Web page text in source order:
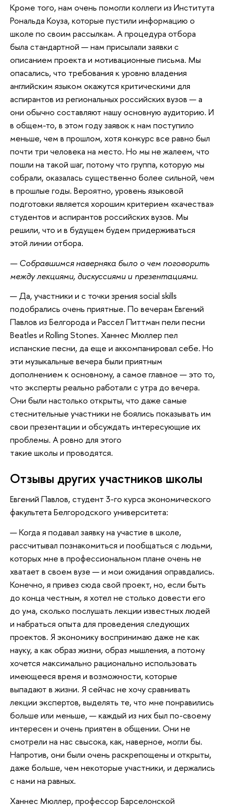
Кроме того, нам очень помогли коллеги из Института
Рональда Коуза, которые пустили информацию о
школе по своим рассылкам. А процедура отбора
была стандартной — нам присылали заявки с
описанием проекта и мотивационные письма. Мы
опасались, что требования к уровню владения
английским языком окажутся критическими для
аспирантов из региональных российских вузов — а
они обычно составляют нашу основную аудиторию. И
в общем-то, в этом году заявок к нам поступило
меньше, чем в прошлом, хотя конкурс все равно был
почти три человека на место. Но мы не жалеем, что
пошли на такой шаг, потому что группа, которую мы
собрали, оказалась существенно более сильной, чем
в прошлые годы. Вероятно, уровень языковой
подготовки является хорошим критерием «качества»
студентов и аспирантов российских вузов. Мы
решили, что и в будущем будем придерживаться
этой линии отбора.
— Собравшимся наверняка было о чем поговорить
между лекциями, дискуссиями и презентациями.
— Да, участники и с точки зрения social skills
подобрались очень приятные. По вечерам Евгений
Павлов из Белгорода и Рассел Питтман пели песни
Beatles и Rolling Stones. Ханнес Мюллер пел
испанские песни, да еще и аккомпанировал себе. Но
эти музыкальные вечера были приятным
дополнением к основному, а самое главное — это то,
что эксперты реально работали с утра до вечера.
Они были настолько открыты, что даже самые
стеснительные участники не боялись показывать им
свои презентации и обсуждать интересующие их
проблемы. А ровно для этого
такие школы и проводятся.
Отзывы других участников школы
Евгений Павлов, студент 3-го курса экономического
факультета Белгородского университета:
— Когда я подавал заявку на участие в школе,
рассчитывал познакомиться и пообщаться с людьми,
которых мне в профессиональном плане очень не
хватает в своем вузе — и мои ожидания оправдались.
Конечно, я привез сюда свой проект, но, если быть
до конца честным, я хотел не столько довести его
до ума, сколько послушать лекции известных людей
и набраться опыта для проведения следующих
проектов. Я экономику воспринимаю даже не как
науку, а как образ жизни, образ мышления, а потому
хочется максимально рационально использовать
имеющееся время и возможности, которые
выпадают в жизни. Я сейчас не хочу сравнивать
лекции экспертов, выделять те, что мне понравились
больше или меньше, — каждый из них был по-своему
интересен и очень приятен в общении. Они не
смотрели на нас свысока, как, наверное, могли бы.
Напротив, они были очень раскрепощены и открыты,
даже больше, чем некоторые участники, и держались
с нами на равных.
Ханнес Мюллер, профессор Барселонской